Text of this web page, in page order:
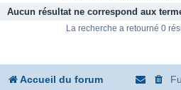
Aucun résultat ne correspond aux
La recherche a retourné 0
Accueil du forum